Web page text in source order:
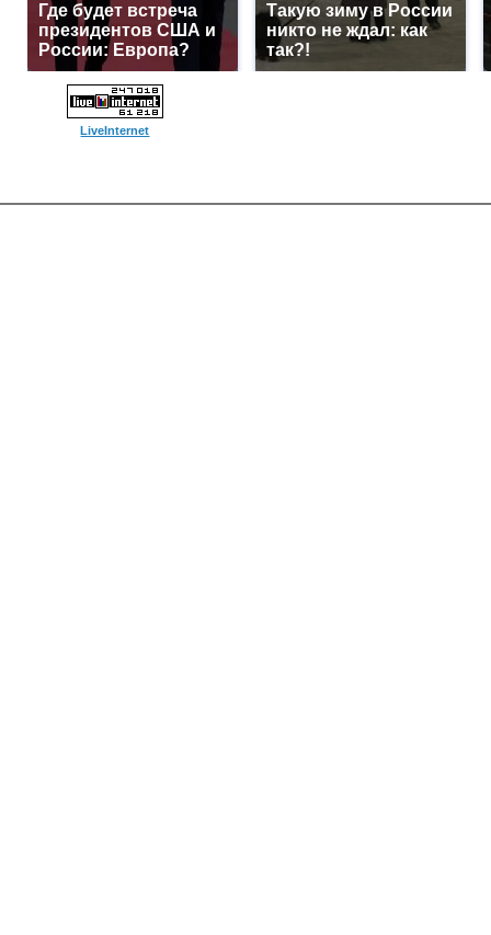
Где будет встреча
президентов США и
России: Европа?
Такую зиму в России
никто не ждал: как
так?!
LiveInternet